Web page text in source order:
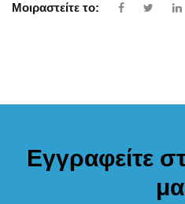
Μοιραστείτε το:
Εγγραφείτε